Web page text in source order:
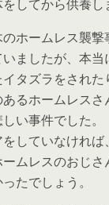
してから供養し
ホームレス襲撃
ましたが、 本当
タズラをされ
るホームレスさ
い事件でした。
していなければ
ムレスのおじさ
たでしょう。